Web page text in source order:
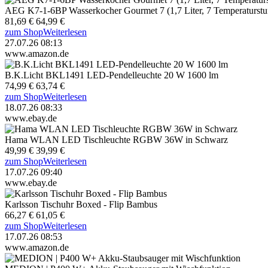
AEG K7-1-6BP Wasserkocher Gourmet 7 (1,7 Liter, 7
81,69 € 64,99 €
zum ShopWeiterlesen
27.07.26 08:13
www.amazon.de
B.K.Licht BKL1491 LED-Pendelleuchte 20 W 1600 lm
74,99 € 63,74 €
zum ShopWeiterlesen
18.07.26 08:33
www.ebay.de
Hama WLAN LED Tischleuchte RGBW 36W in Schwarz
49,99 € 39,99 €
zum ShopWeiterlesen
17.07.26 09:40
www.ebay.de
Karlsson Tischuhr Boxed - Flip Bambus
66,27 € 61,05 €
zum ShopWeiterlesen
17.07.26 08:53
www.amazon.de